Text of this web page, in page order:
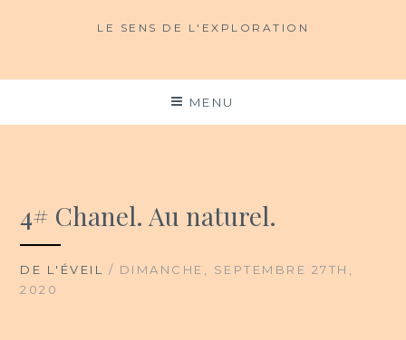
LE SENS DE L'EXPLORATION
MENU
4# Chanel. Au naturel.
DE L'ÉVEIL
/ DIMANCHE, SEPTEMBRE 27TH,
2020